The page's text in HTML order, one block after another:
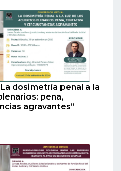
dosimetría penal a la
pena,
agravantes”